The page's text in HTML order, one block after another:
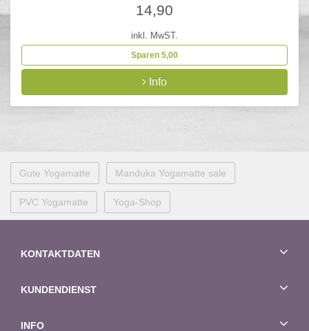
14,90
inkl. MwST.
Sparen 5,00
Info
Gute Yogamatte Manduka Yogamatte sale
PVC Yogamatte Yoga-Shop
KONTAKTDATEN
KUNDENDIENST
INFO